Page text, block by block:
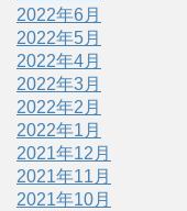
2022年6月
2022年5月
2022年4月
2022年3月
2022年2月
2022年1月
2021年12月
2021年11月
2021年10月